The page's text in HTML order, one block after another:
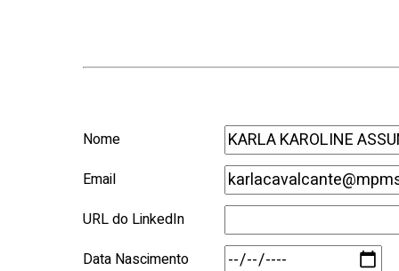
Nome
Email
URL do LinkedIn
Data Nascimento